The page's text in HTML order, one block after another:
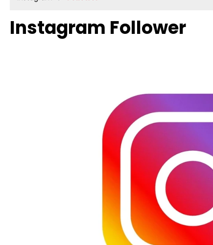
Instagram Follower